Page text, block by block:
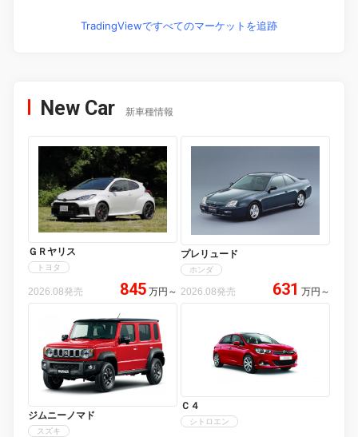
TradingViewですべてのマーケットを追跡
New Car 新車種情報
ＧＲヤリス
トヨタ
2026.08発売 845 万円 ～
プレリュード
ホンダ
2026.08発売 631 万円 ～
ジムニーノマド
スズキ
Ｃ４
シトロエン